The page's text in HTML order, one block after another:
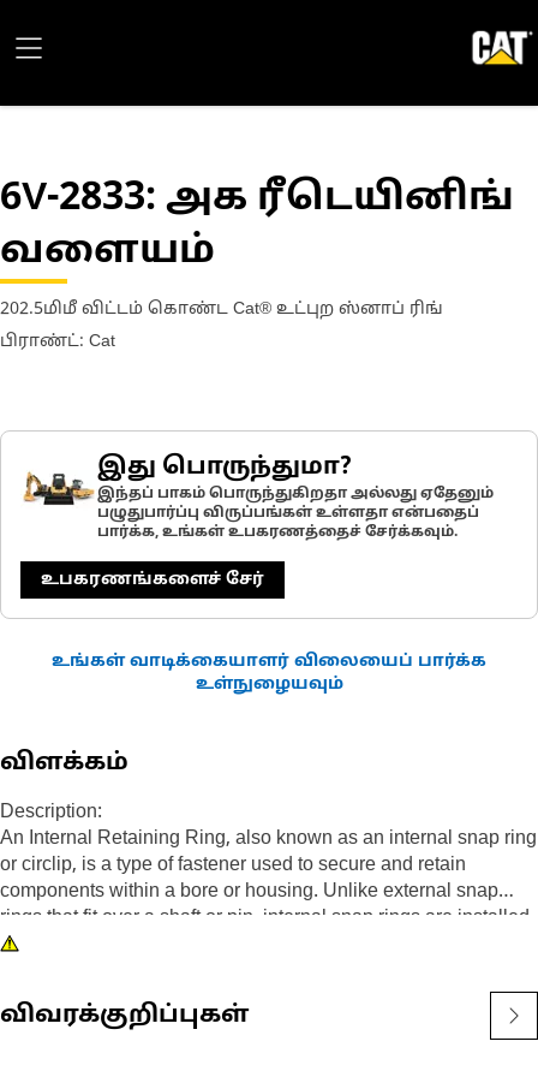
6V-2833: அக ரீடெயினிங்
வளையம்
202.5மிமீ விட்டம் கொண்ட Cat® உட்புற ஸ்னாப் ரிங்
பிராண்ட்: Cat
இது பொருந்துமா?
இந்தப் பாகம் பொருந்துகிறதா அல்லது ஏதேனும்
பழுதுபார்ப்பு விருப்பங்கள் உள்ளதா என்பதைப்
பார்க்க, உங்கள் உபகரணத்தைச் சேர்க்கவும்.
உபகரணங்களைச் சேர்
உங்கள் வாடிக்கையாளர் விலையைப் பார்க்க
உள்நுழையவும்
விளக்கம்
Description:
An Internal Retaining Ring, also known as an internal snap ring
or circlip, is a type of fastener used to secure and retain
components within a bore or housing. Unlike external snap
rings that fit over a shaft or pin, internal snap rings are installed
inside a bore or groove to hold components in place. The main
displacement of components within a bore or housing. It acts as
a retaining device, holding components such as bearings,
விவரக்குறிப்புகள்